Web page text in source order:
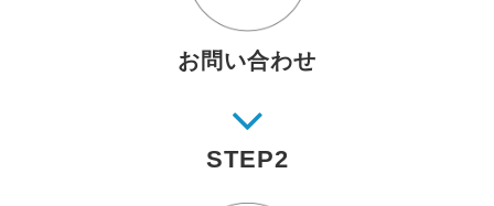
お問い合わせ
STEP2